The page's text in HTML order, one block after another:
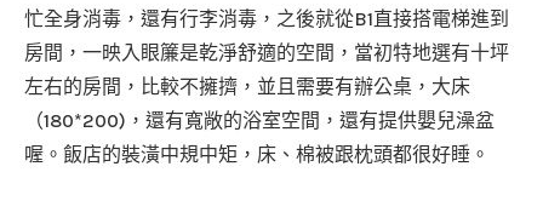
忙全身消毒，還有行李消毒，之後就從B1直接搭電梯進到
房間，一映入眼簾是乾淨舒適的空間，當初特地選有十坪
左右的房間，比較不擁擠，並且需要有辦公桌，大床
（180*200)，還有寬敞的浴室空間，還有提供嬰兒澡盆
喔。飯店的裝潢中規中矩，床、棉被跟枕頭都很好睡。